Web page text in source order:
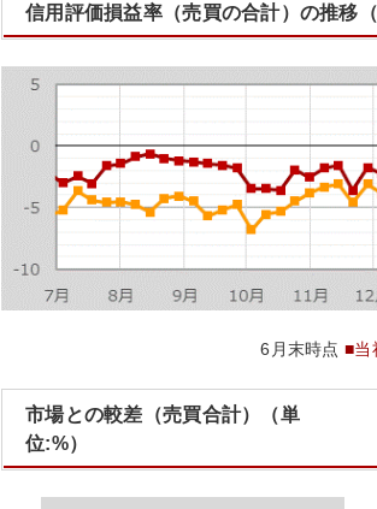
信用評価損益率（売買の合計）の推移（
6月末時点■当
市場との較差（売買合計）（単
位:%）